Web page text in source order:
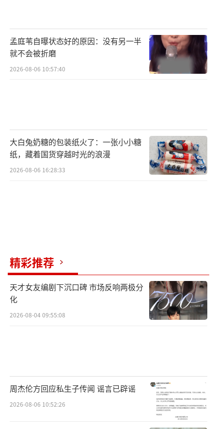
孟庭苇自曝状态好的原因：没有另一半
就不会被折磨
2026-08-06 10:57:40
大白兔奶糖的包装纸火了：一张小小糖
纸，藏着国货穿越时光的浪漫
2026-08-06 16:28:33
精彩推荐
天才女友编剧下沉口碑 市场反响两极分
化
2026-08-04 09:55:08
周杰伦方回应私生子传闻 谣言已辟谣
2026-08-06 10:52:26